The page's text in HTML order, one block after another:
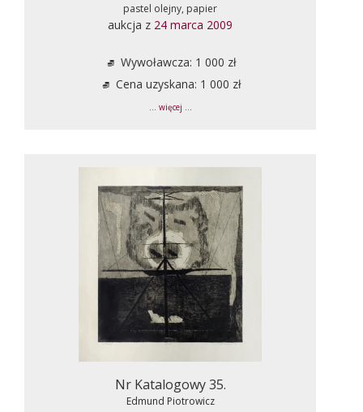
pastel olejny, papier
aukcja z 24 marca 2009
Wywoławcza: 1 000 zł
Cena uzyskana: 1 000 zł
... więcej ...
Nr Katalogowy 35.
Edmund Piotrowicz